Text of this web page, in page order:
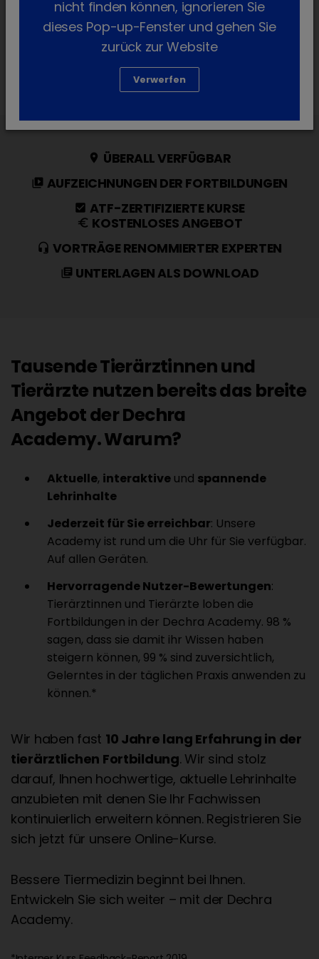
place ÜBERALL VERFÜGBAR
video_library AUFZEICHNUNGEN DER FORTBILDUNGEN
check_box ATF-ZERTIFIZIERTE KURSE
euro KOSTENLOSES ANGEBOT
headset_mic VORTRÄGE RENOMMIERTER EXPERTEN
library_books UNTERLAGEN ALS DOWNLOAD
Tausende Tierärztinnen und
Tierärzte nutzen bereits das breite
Angebot der Dechra
Academy. Warum?
Aktuelle, interaktive und spannende
Lehrinhalte
Jederzeit für Sie erreichbar: Unsere
Academy ist rund um die Uhr für Sie verfügbar.
Auf allen Geräten.
Hervorragende Nutzer-Bewertungen:
Tierärztinnen und Tierärzte loben die
Fortbildungen in der Dechra Academy. 98 %
sagen, dass sie damit ihr Wissen haben
steigern können, 99 % sind zuversichtlich,
Gelerntes in der täglichen Praxis anwenden zu
können.*
Wir haben fast 10 Jahre lang Erfahrung in der
tierärztlichen Fortbildung. Wir sind stolz
darauf, Ihnen hochwertige, aktuelle Lehrinhalte
anzubieten mit denen Sie Ihr Fachwissen
kontinuierlich erweitern können. Registrieren Sie
sich jetzt für unsere Online-Kurse.
Bessere Tiermedizin beginnt bei Ihnen.
Entwickeln Sie sich weiter – mit der Dechra
Academy.
nicht finden können, ignorieren Sie
dieses Pop-up-Fenster und gehen Sie
zurück zur Website
Verwerfen